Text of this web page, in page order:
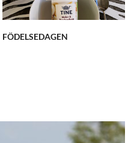
FÖDELSEDAGEN